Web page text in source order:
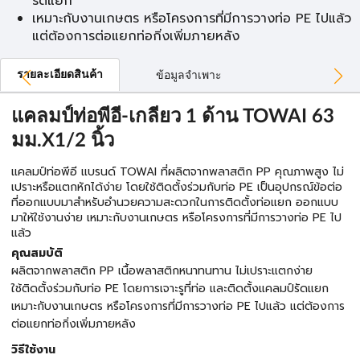
เหมาะกับงานเกษตร หรือโครงการที่มีการวางท่อ PE ไปแล้ว
แต่ต้องการต่อแยกท่อกิ่งเพิ่มภายหลัง
รายละเอียดสินค้า ข้อมูลจำเพาะ
แคลมป์ท่อพีอี-เกลียว 1 ด้าน TOWAI 63
มม.X1/2 นิ้ว
แคลมป์ท่อพีอี แบรนด์ TOWAI ที่ผลิตจากพลาสติก PP คุณภาพสูง ไม่
เปราะหรือแตกหักได้ง่าย โดยใช้ติดตั้งร่วมกับท่อ PE เป็นอุปกรณ์ข้อต่อ
ที่ออกแบบมาสำหรับอำนวยความสะดวกในการติดตั้งท่อแยก ออกแบบ
มาให้ใช้งานง่าย เหมาะกับงานเกษตร หรือโครงการที่มีการวางท่อ PE ไป
แล้ว
คุณสมบัติ
ผลิตจากพลาสติก PP เนื้อพลาสติกหนาทนทาน ไม่เปราะแตกง่าย
ใช้ติดตั้งร่วมกับท่อ PE โดยการเจาะรูที่ท่อ และติดตั้งแคลมป์รัดแยก
เหมาะกับงานเกษตร หรือโครงการที่มีการวางท่อ PE ไปแล้ว แต่ต้องการ
ต่อแยกท่อกิ่งเพิ่มภายหลัง
วิธีใช้งาน